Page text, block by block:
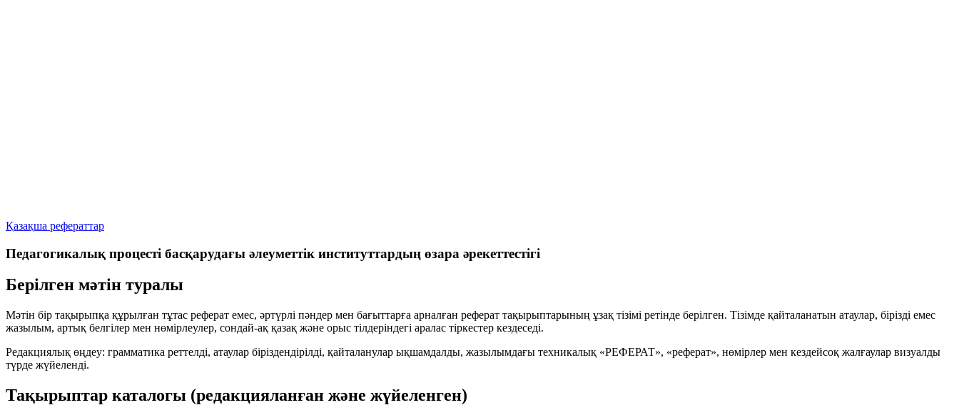
Қазақша рефераттар
Педагогикалық процесті басқарудағы әлеуметтік институттардың өзара әрекеттестігі
Берілген мәтін туралы
Мәтін бір тақырыпқа құрылған тұтас реферат емес, әртүрлі пәндер мен бағыттарға арналған реферат тақырыптарының ұзақ тізімі ретінде берілген. Тізімде қайталанатын атаулар, бірізді емес
жазылым, артық белгілер мен нөмірлеулер, сондай-ақ қазақ және орыс тілдеріндегі аралас тіркестер кездеседі.
Редакциялық өңдеу: грамматика реттелді, атаулар біріздендірілді, қайталанулар ықшамдалды, жазылымдағы техникалық «РЕФЕРАТ», «реферат», нөмірлер мен кездейсоқ жалғаулар визуалды
түрде жүйеленді.
Тақырыптар каталогы (редакцияланған және жүйеленген)